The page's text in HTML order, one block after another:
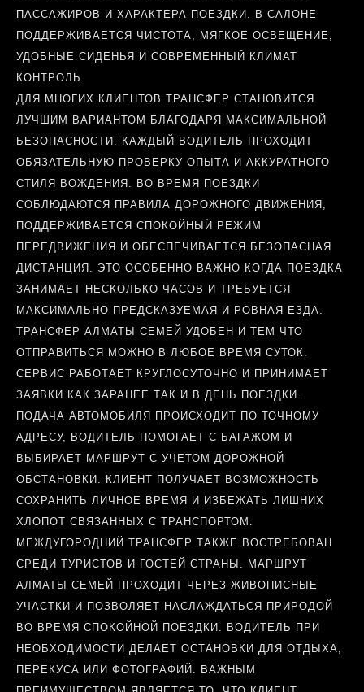
ПАССАЖИРОВ И ХАРАКТЕРА ПОЕЗДКИ. В САЛОНЕ
ПОДДЕРЖИВАЕТСЯ ЧИСТОТА, МЯГКОЕ ОСВЕЩЕНИЕ,
УДОБНЫЕ СИДЕНЬЯ И СОВРЕМЕННЫЙ КЛИМАТ
КОНТРОЛЬ.
ДЛЯ МНОГИХ КЛИЕНТОВ ТРАНСФЕР СТАНОВИТСЯ
ЛУЧШИМ ВАРИАНТОМ БЛАГОДАРЯ МАКСИМАЛЬНОЙ
БЕЗОПАСНОСТИ. КАЖДЫЙ ВОДИТЕЛЬ ПРОХОДИТ
ОБЯЗАТЕЛЬНУЮ ПРОВЕРКУ ОПЫТА И АККУРАТНОГО
СТИЛЯ ВОЖДЕНИЯ. ВО ВРЕМЯ ПОЕЗДКИ
СОБЛЮДАЮТСЯ ПРАВИЛА ДОРОЖНОГО ДВИЖЕНИЯ,
ПОДДЕРЖИВАЕТСЯ СПОКОЙНЫЙ РЕЖИМ
ПЕРЕДВИЖЕНИЯ И ОБЕСПЕЧИВАЕТСЯ БЕЗОПАСНАЯ
ДИСТАНЦИЯ. ЭТО ОСОБЕННО ВАЖНО КОГДА ПОЕЗДКА
ЗАНИМАЕТ НЕСКОЛЬКО ЧАСОВ И ТРЕБУЕТСЯ
МАКСИМАЛЬНО ПРЕДСКАЗУЕМАЯ И РОВНАЯ ЕЗДА.
ТРАНСФЕР АЛМАТЫ СЕМЕЙ УДОБЕН И ТЕМ ЧТО
ОТПРАВИТЬСЯ МОЖНО В ЛЮБОЕ ВРЕМЯ СУТОК.
СЕРВИС РАБОТАЕТ КРУГЛОСУТОЧНО И ПРИНИМАЕТ
ЗАЯВКИ КАК ЗАРАНЕЕ ТАК И В ДЕНЬ ПОЕЗДКИ.
ПОДАЧА АВТОМОБИЛЯ ПРОИСХОДИТ ПО ТОЧНОМУ
АДРЕСУ, ВОДИТЕЛЬ ПОМОГАЕТ С БАГАЖОМ И
ВЫБИРАЕТ МАРШРУТ С УЧЕТОМ ДОРОЖНОЙ
ОБСТАНОВКИ. КЛИЕНТ ПОЛУЧАЕТ ВОЗМОЖНОСТЬ
СОХРАНИТЬ ЛИЧНОЕ ВРЕМЯ И ИЗБЕЖАТЬ ЛИШНИХ
ХЛОПОТ СВЯЗАННЫХ С ТРАНСПОРТОМ.
МЕЖДУГОРОДНИЙ ТРАНСФЕР ТАКЖЕ ВОСТРЕБОВАН
СРЕДИ ТУРИСТОВ И ГОСТЕЙ СТРАНЫ. МАРШРУТ
АЛМАТЫ СЕМЕЙ ПРОХОДИТ ЧЕРЕЗ ЖИВОПИСНЫЕ
УЧАСТКИ И ПОЗВОЛЯЕТ НАСЛАЖДАТЬСЯ ПРИРОДОЙ
ВО ВРЕМЯ СПОКОЙНОЙ ПОЕЗДКИ. ВОДИТЕЛЬ ПРИ
НЕОБХОДИМОСТИ ДЕЛАЕТ ОСТАНОВКИ ДЛЯ ОТДЫХА,
ПЕРЕКУСА ИЛИ ФОТОГРАФИЙ. ВАЖНЫМ